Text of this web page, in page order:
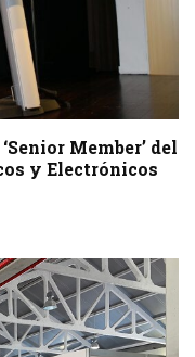
Member’ del
y Electrónicos